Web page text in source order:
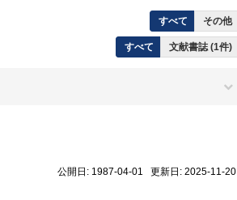
すべて その他
すべて 文献書誌 (1件)
公開日: 1987-04-01 更新日: 2025-11-20